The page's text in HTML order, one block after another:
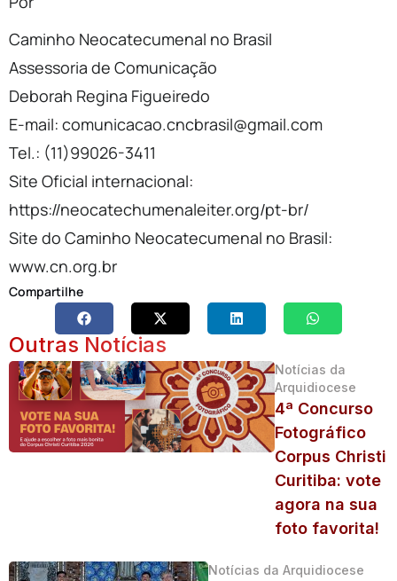
Caminho Neocatecumenal no Brasil
Assessoria de Comunicação
Deborah Regina Figueiredo
E-mail: comunicacao.cncbrasil@gmail.com
Tel.: (11)99026-3411
Site Oficial internacional:
https://neocatechumenaleiter.org/pt-br/
Site do Caminho Neocatecumenal no Brasil:
www.cn.org.br
Compartilhe
Outras Notícias
Notícias da
Arquidiocese
4ª Concurso
Fotográfico
Corpus Christi
Curitiba: vote
agora na sua
foto favorita!
Notícias da Arquidiocese